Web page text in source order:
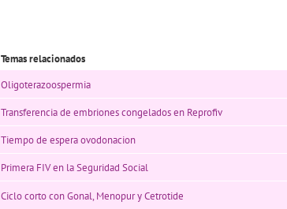
Temas relacionados
Oligoterazoospermia
Transferencia de embriones congelados en Reprofiv
Tiempo de espera ovodonacion
Primera FIV en la Seguridad Social
Ciclo corto con Gonal, Menopur y Cetrotide